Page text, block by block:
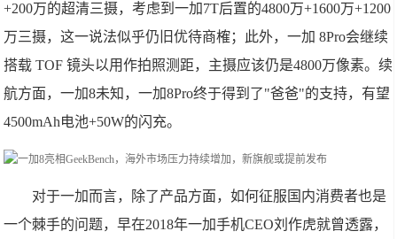
+200万的超清三摄，考虑到一加7T后置的4800万+1600万+1200
万三摄，这一说法似乎仍旧优待商榷；此外，一加 8Pro会继续
搭载 TOF 镜头以用作拍照测距，主摄应该仍是4800万像素。续
航方面，一加8未知，一加8Pro终于得到了"爸爸"的支持，有望
4500mAh电池+50W的闪充。
对于一加而言，除了产品方面，如何征服国内消费者也是
一个棘手的问题，早在2018年一加手机CEO刘作虎就曾透露，